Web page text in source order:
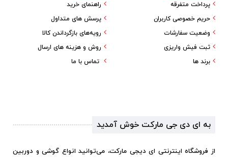
راهنمای خرید
پرسش های متداول
رویه‌های بازگرداندن کالا
روش و هزینه های ارسال
تماس با ما
پرداخت متفرقه
حریم خصوصی کاربران
وضعیت سفارشات
ثبت فیش واریزی
برند ها
به ای دی جی مارکت خوش آمدید
از فروشگاه اینترنتی ای دیجی مارکت، می‌توانید انواع گوشی و دوربین